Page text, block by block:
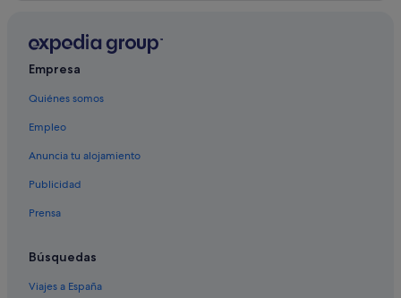
Valle di Casies hoteles
Perca hoteles
Hoteles con spa en Braies
Empresa
Quiénes somos
Empleo
Anuncia tu alojamiento
Publicidad
Prensa
Búsquedas
Viajes a España